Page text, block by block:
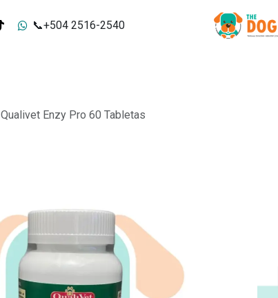
📞+504 2516-2540
Qualivet Enzy Pro 60 Tabletas